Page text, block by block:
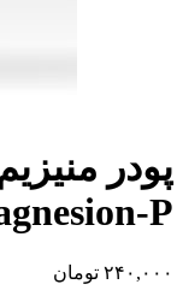
پودر
P
۲۴۰,۰۰۰ تومان